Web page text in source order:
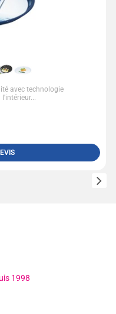
avec technologie
1998